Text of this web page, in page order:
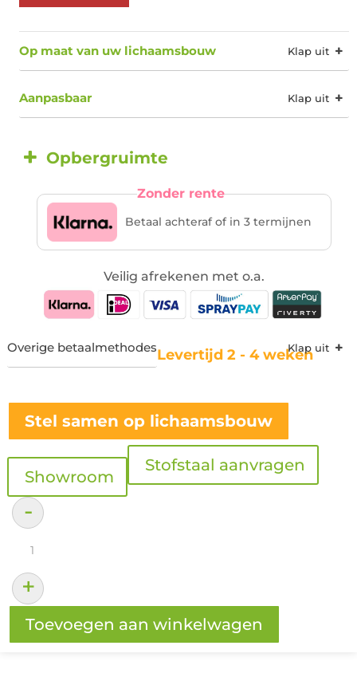
Op maat van uw lichaamsbouw
Aanpasbaar
Opbergruimte
Zonder rente
Betaal achteraf of in 3 termijnen
Veilig afrekenen met o.a.
Overige betaalmethodesLevertijd 2 - 4 weken
Stel samen op lichaamsbouw
Showroom
Stofstaal aanvragen
-
+
Toevoegen aan winkelwagen